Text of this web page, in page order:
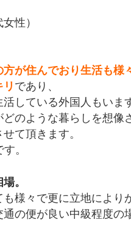
性）
が住んでおり生活も様
であり、
している外国人もいます
のような暮らしを想像
て頂きます。
。
。
様々で更に立地により
の便が良い中級程度の